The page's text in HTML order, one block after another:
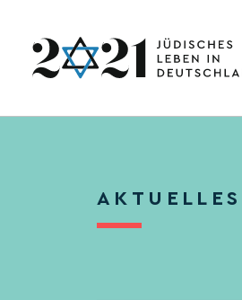
AKTUELLES